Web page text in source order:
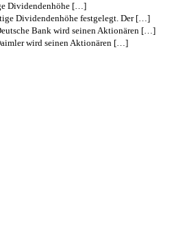
Dividendenhöhe […]
Dividendenhöhe festgelegt. Der […]
Bank wird seinen Aktionären […]
wird seinen Aktionären […]